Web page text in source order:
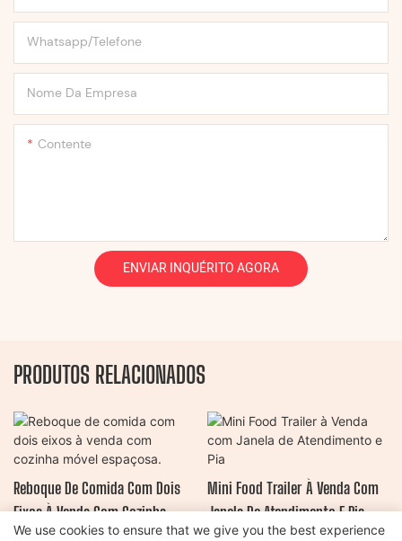
Whatsapp/Telefone
Nome Da Empresa
Contente
ENVIAR INQUÉRITO AGORA
PRODUTOS RELACIONADOS
Reboque De Comida Com Dois
Eixos À Venda Com Cozinha
Móvel Espaçosa.
Mini Food Trailer À Venda Com
Janela De Atendimento E Pia
We use cookies to ensure that we give you the best experience